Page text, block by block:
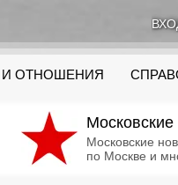
И ОТНОШЕНИЯ
Московские
Московские
по Москве и